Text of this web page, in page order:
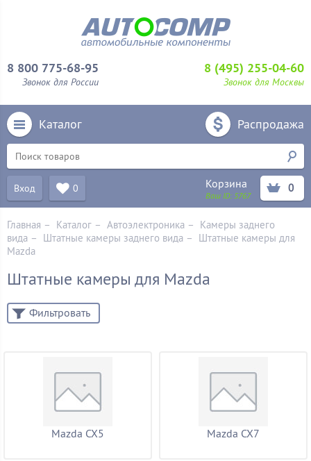
8 800 775-68-95
Звонок для России
8 (495) 255-04-60
Звонок для Москвы
Каталог Распродажа
Вход 0 Корзина
Ваш ID: 5767
0
Главная – Каталог – Автоэлектроника – Камеры заднего
вида – Штатные камеры заднего вида – Штатные камеры для
Mazda
Штатные камеры для Mazda
Mazda CX5 Mazda CX7
Фильтровать